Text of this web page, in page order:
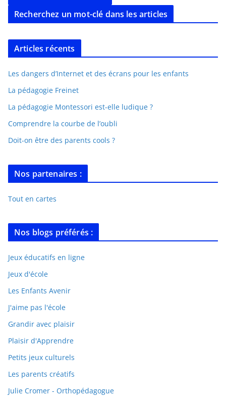
Recherchez un mot-clé dans les articles
Articles récents
Les dangers d’Internet et des écrans pour les enfants
La pédagogie Freinet
La pédagogie Montessori est-elle ludique ?
Comprendre la courbe de l’oubli
Doit-on être des parents cools ?
Nos partenaires :
Tout en cartes
Nos blogs préférés :
Jeux éducatifs en ligne
Jeux d'école
Les Enfants Avenir
J'aime pas l'école
Grandir avec plaisir
Plaisir d'Apprendre
Petits jeux culturels
Les parents créatifs
Julie Cromer - Orthopédagogue